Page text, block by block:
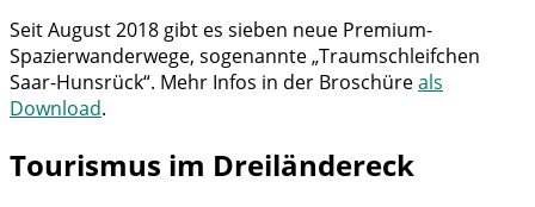
Seit August 2018 gibt es sieben neue Premium-
Spazierwanderwege, sogenannte „Traumschleifchen
Saar-Hunsrück“. Mehr Infos in der Broschüreals
Download.
Tourismus im Dreiländereck